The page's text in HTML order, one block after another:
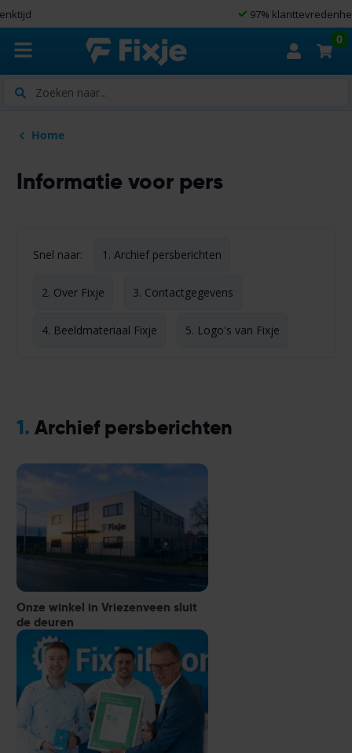
Zoeken
0
Home
Informatie voor pers
Snel naar: 1. Archief persberichten
2. Over Fixje 3. Contactgegevens
4. Beeldmateriaal Fixje 5. Logo's van Fixje
1. Archief persberichten
Onze winkel in Vriezenveen sluit
de deuren